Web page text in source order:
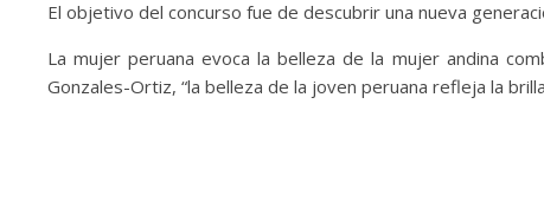
El objetivo del concurso fue de descubrir una nueva
La mujer peruana evoca la belleza de la mujer andina
Gonzales-Ortiz, “la belleza de la joven peruana refleja la